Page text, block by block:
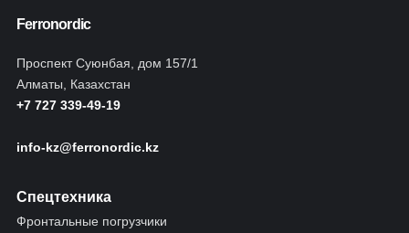
Ferronordic
Проспект Суюнбая, дом 157/1
Алматы, Казахстан
+7 727 339-49-19
info-kz@ferronordic.kz
Спецтехника
Фронтальные погрузчики